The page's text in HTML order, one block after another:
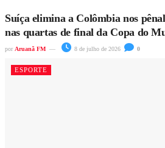
Suíça elimina a Colômbia nos
nas quartas de final da Copa do
por Aruanã FM 8 de julho de 2026 0
ESPORTE